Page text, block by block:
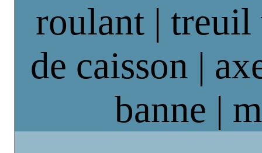
roulant |
de caisson |
banne |